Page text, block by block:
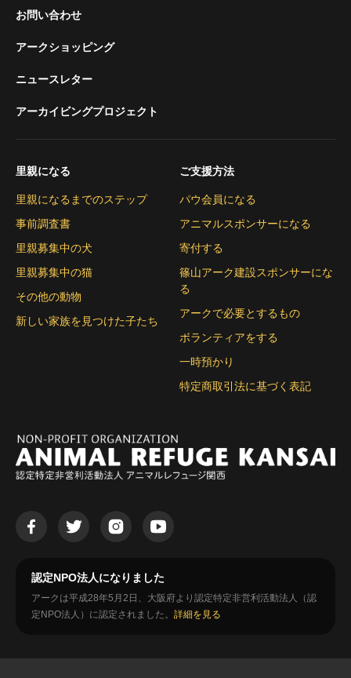
お問い合わせ
アークショッピング
ニュースレター
アーカイビングプロジェクト
里親になる
里親になるまでのステップ
事前調査書
里親募集中の犬
里親募集中の猫
その他の動物
新しい家族を見つけた子たち
ご支援方法
パウ会員になる
アニマルスポンサーになる
寄付する
篠山アーク建設スポンサーにな
る
アークで必要とするもの
ボランティアをする
一時預かり
特定商取引法に基づく表記
認定NPO法人になりました
アークは平成28年5月2日、大阪府より認定特定非営利活動法人（認
定NPO法人）に認定されました。 詳細を見る